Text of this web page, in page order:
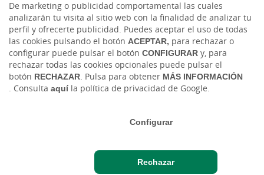
De marketing o publicidad comportamental las cuales
analizarán tu visita al sitio web con la finalidad de analizar tu
perfil y ofrecerte publicidad. Puedes aceptar el uso de todas
las cookies pulsando el botón ACEPTAR, para rechazar o
configurar puede pulsar el botón CONFIGURAR y, para
rechazar todas las cookies opcionales puede pulsar el
botón RECHAZAR. Pulsa para obtener MÁS INFORMACIÓN
. Consulta aquíla política de privacidad de Google.
Configurar
Rechazar
Tablón de anuncios Tipos de cambio Aviso legal
Política de cookies
Protección de datos
Ciberseguridad